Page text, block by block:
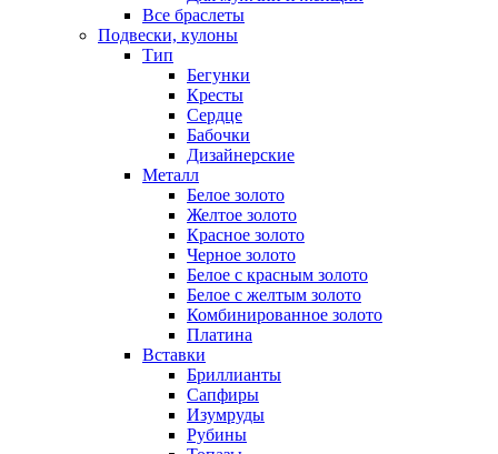
Все браслеты
Подвески, кулоны
Тип
Бегунки
Кресты
Сердце
Бабочки
Дизайнерские
Металл
Белое золото
Желтое золото
Красное золото
Черное золото
Белое с красным золото
Белое с желтым золото
Комбинированное золото
Платина
Вставки
Бриллианты
Сапфиры
Изумруды
Рубины